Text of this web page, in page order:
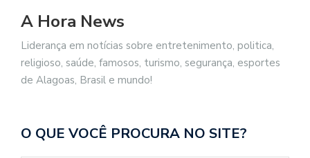
A Hora News
Liderança em notícias sobre entretenimento, politica,
religioso, saúde, famosos, turismo, segurança, esportes
de Alagoas, Brasil e mundo!
O QUE VOCÊ PROCURA NO SITE?